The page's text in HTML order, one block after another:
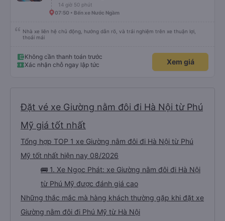
14 giờ 50 phút
07:50 • Bến xe Nước Ngầm
Nhà xe liên hệ chủ động, hướng dẫn rõ, và trải nghiệm trên xe thuận lợi,
thoải mái
Không cần thanh toán trước
Xác nhận chỗ ngay lập tức
Xem giá
Đặt vé xe Giường nằm đôi đi Hà Nội từ Phú
Mỹ giá tốt nhất
Tổng hợp TOP 1 xe Giường nằm đôi đi Hà Nội từ Phú
Mỹ tốt nhất hiện nay 08/2026
🚌 1. Xe Ngọc Phát: xe Giường nằm đôi đi Hà Nội
từ Phú Mỹ được đánh giá cao
Những thắc mắc mà hàng khách thường gặp khi đặt xe
Giường nằm đôi đi Phú Mỹ từ Hà Nội